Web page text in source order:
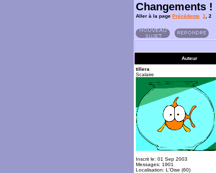
Changements !
Aller à la page Précédente 1 2
Auteur
tillera
Scalaire
Inscrit le: 01 Sep 2003
Messages: 1901
Localisation: L'Oise (60)